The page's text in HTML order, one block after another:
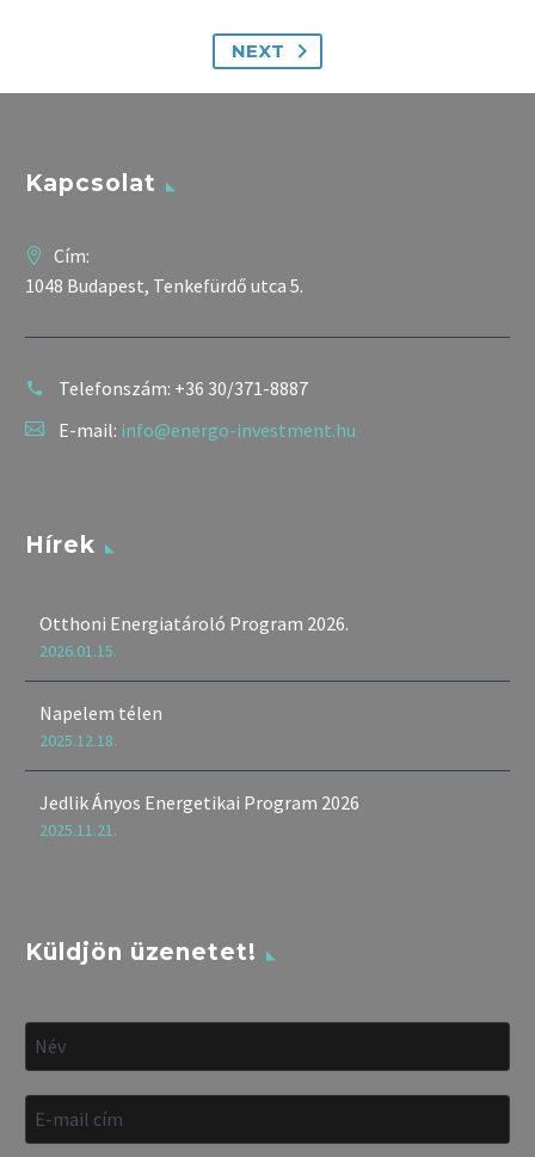
NEXT
Kapcsolat
Cím:
1048 Budapest, Tenkefürdő utca 5.
Telefonszám: +36 30/371-8887
E-mail: info@energo-investment.hu
Hírek
Otthoni Energiatároló Program 2026.
2026.01.15.
Napelem télen
2025.12.18.
Jedlik Ányos Energetikai Program 2026
2025.11.21.
Küldjön üzenetet!